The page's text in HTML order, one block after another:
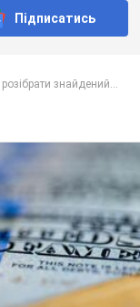
Підписатись
знайдений...